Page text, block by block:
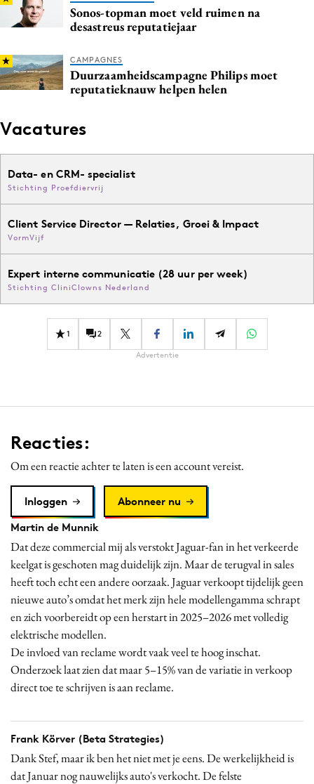
Sonos-topman moet veld ruimen na
desastreus reputatiejaar
CAMPAGNES
Duurzaamheidscampagne Philips moet
reputatieknauw helpen helen
Vacatures
Data- en CRM- specialist
Stichting Proefdiervrij
Client Service Director — Relaties, Groei & Impact
VormVijf
Expert interne communicatie (28 uur per week)
Stichting CliniClowns Nederland
1 2
Advertentie
Reacties:
Om een reactie achter te laten is een account vereist.
Inloggen
Abonneer nu
Martin de Munnik
Dat deze commercial mij als verstokt Jaguar-fan in het verkeerde
keelgat is geschoten mag duidelijk zijn. Maar de terugval in sales
heeft toch echt een andere oorzaak. Jaguar verkoopt tijdelijk geen
nieuwe auto’s omdat het merk zijn hele modellengamma schrapt
en zich voorbereidt op een herstart in 2025–2026 met volledig
elektrische modellen.
De invloed van reclame wordt vaak veel te hoog inschat.
Onderzoek laat zien dat maar 5–15% van de variatie in verkoop
direct toe te schrijven is aan reclame.
Frank Körver (Beta Strategies)
Dank Stef, maar ik ben het niet met je eens. De werkelijkheid is
dat Januar nog nauwelijks auto's verkocht. De felste